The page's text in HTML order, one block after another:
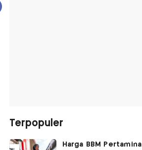
Terpopuler
Harga BBM Pertamina